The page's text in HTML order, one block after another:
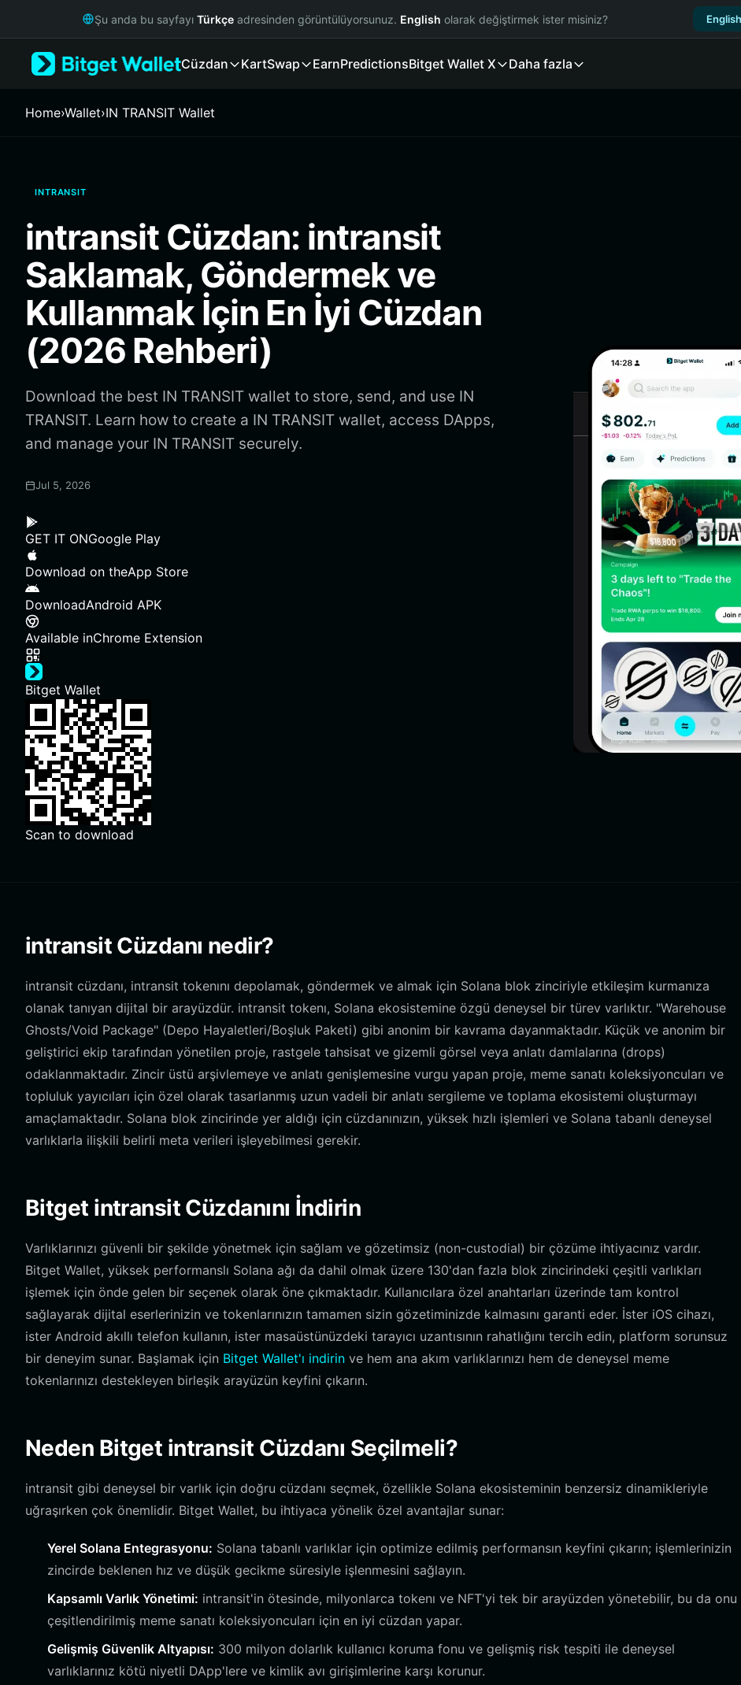
Русский
Italiano
繁體中文
Bahasa Indonesia
ภาษาไทย
Español
Português (Brasil)
Español (Argentina)
Şu anda bu sayfayı Türkçe adresinden görüntülüyorsunuz. English olarak değiştirmek ister misiniz?
Cüzdan KartSwap EarnPredictionsBitget Wallet X Daha fazla
Home›Wallet›IN TRANSIT Wallet
INTRANSIT
intransit Cüzdan: intransit
Saklamak, Göndermek ve
Kullanmak İçin En İyi Cüzdan
(2026 Rehberi)
Download the best IN TRANSIT wallet to store, send, and use IN
TRANSIT. Learn how to create a IN TRANSIT wallet, access DApps,
and manage your IN TRANSIT securely.
Jul 5, 2026
GET IT ONGoogle Play
Download on theApp Store
DownloadAndroid APK
Available inChrome Extension
Bitget Wallet
Scan to download
intransit Cüzdanı nedir?
intransit cüzdanı, intransit tokenını depolamak, göndermek ve almak için Solana blok zinciriyle etkileşim kurmanıza
olanak tanıyan dijital bir arayüzdür. intransit tokenı, Solana ekosistemine özgü deneysel bir türev varlıktır. "Warehouse
Ghosts/Void Package" (Depo Hayaletleri/Boşluk Paketi) gibi anonim bir kavrama dayanmaktadır. Küçük ve anonim bir
geliştirici ekip tarafından yönetilen proje, rastgele tahsisat ve gizemli görsel veya anlatı damlalarına (drops)
odaklanmaktadır. Zincir üstü arşivlemeye ve anlatı genişlemesine vurgu yapan proje, meme sanatı koleksiyoncuları ve
topluluk yayıcıları için özel olarak tasarlanmış uzun vadeli bir anlatı sergileme ve toplama ekosistemi oluşturmayı
amaçlamaktadır. Solana blok zincirinde yer aldığı için cüzdanınızın, yüksek hızlı işlemleri ve Solana tabanlı deneysel
varlıklarla ilişkili belirli meta verileri işleyebilmesi gerekir.
Bitget intransit Cüzdanını İndirin
Varlıklarınızı güvenli bir şekilde yönetmek için sağlam ve gözetimsiz (non-custodial) bir çözüme ihtiyacınız vardır.
Bitget Wallet, yüksek performanslı Solana ağı da dahil olmak üzere 130'dan fazla blok zincirindeki çeşitli varlıkları
işlemek için önde gelen bir seçenek olarak öne çıkmaktadır. Kullanıcılara özel anahtarları üzerinde tam kontrol
sağlayarak dijital eserlerinizin ve tokenlarınızın tamamen sizin gözetiminizde kalmasını garanti eder. İster iOS cihazı,
ister Android akıllı telefon kullanın, ister masaüstünüzdeki tarayıcı uzantısının rahatlığını tercih edin, platform sorunsuz
bir deneyim sunar. Başlamak için Bitget Wallet'ı indirin ve hem ana akım varlıklarınızı hem de deneysel meme
tokenlarınızı destekleyen birleşik arayüzün keyfini çıkarın.
Neden Bitget intransit Cüzdanı Seçilmeli?
intransit gibi deneysel bir varlık için doğru cüzdanı seçmek, özellikle Solana ekosisteminin benzersiz dinamikleriyle
uğraşırken çok önemlidir. Bitget Wallet, bu ihtiyaca yönelik özel avantajlar sunar:
Yerel Solana Entegrasyonu: Solana tabanlı varlıklar için optimize edilmiş performansın keyfini çıkarın; işlemlerinizin
zincirde beklenen hız ve düşük gecikme süresiyle işlenmesini sağlayın.
Kapsamlı Varlık Yönetimi: intransit'in ötesinde, milyonlarca tokenı ve NFT'yi tek bir arayüzden yönetebilir, bu da onu
çeşitlendirilmiş meme sanatı koleksiyoncuları için en iyi cüzdan yapar.
Gelişmiş Güvenlik Altyapısı: 300 milyon dolarlık kullanıcı koruma fonu ve gelişmiş risk tespiti ile deneysel
varlıklarınız kötü niyetli DApp'lere ve kimlik avı girişimlerine karşı korunur.